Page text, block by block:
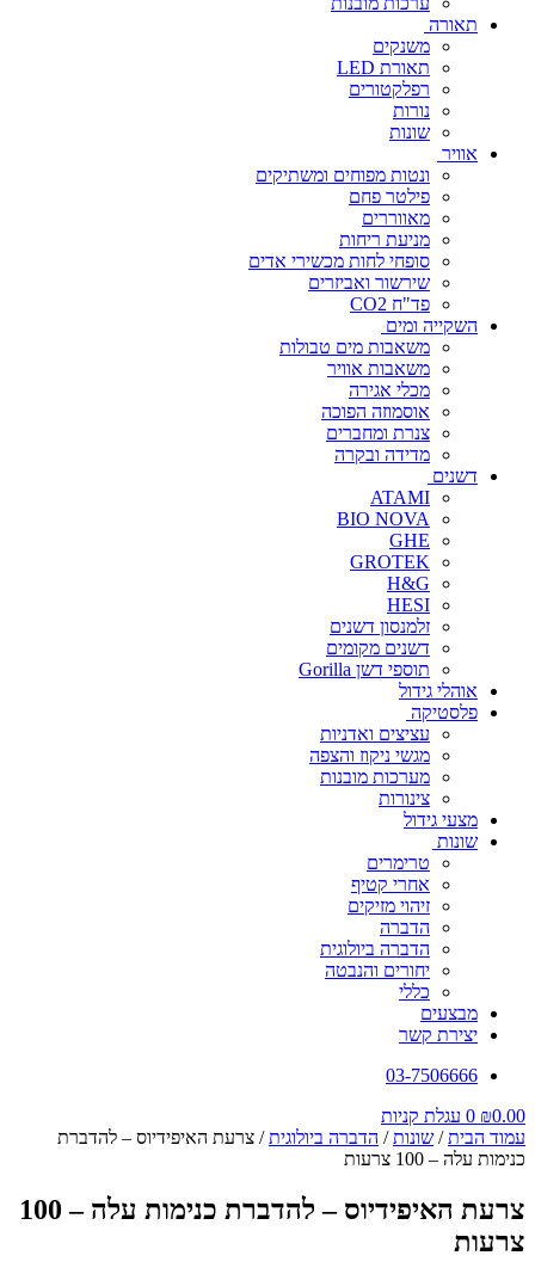
תאורה
משנקים
תאורת LED
רפלקטורים
נורות
שונות
אוויר
ונטות מפוחים ומשתיקים
פילטר פחם
מאווררים
מניעת ריחות
סופחי לחות מכשירי אדים
שירשור ואביזרים
פד"ח CO2
השקייה ומים
משאבות מים טבולות
משאבות אוויר
מכלי אגירה
אוסמוזה הפוכה
צנרת ומחברים
מדידה ובקרה
דשנים
ATAMI
BIO NOVA
GHE
GROTEK
H&G
HESI
זלמנסון דשנים
דשנים מקומים
תוספי דשן Gorilla
אוהלי גידול
פלסטיקה
עציצים ואדניות
מגשי ניקוז והצפה
מערכות מובנות
צינורות
מצעי גידול
שונות
טרימרים
אחרי קטיף
זיהוי מזיקים
הדברה
הדברה ביולוגית
יחורים והנבטה
כללי
מבצעים
יצירת קשר
03-7506666
₪0.00
0 עגלת קניות
עמוד הבית/ שונות/ הדברה ביולוגית/ צרעת האיפידיוס – להדברת
כנימות עלה – 100 צרעות
צרעת האיפידיוס – להדברת כנימות עלה – 100
צרעות